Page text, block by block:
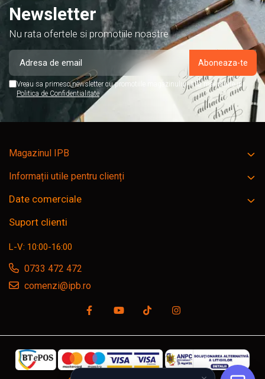
Newsletter
Nu rata ofertele si promotiile noastre
Vreau sa primesc newsletter cu promotiile magazinului. Afla mai multe in
Politica de Confidentialitate
Magazinul IPB
Informații utile pentru clienți
Date comerciale
Suport clienti
L-V: 10:00-16:00
0733 472 472
comenzi@ipb.ro